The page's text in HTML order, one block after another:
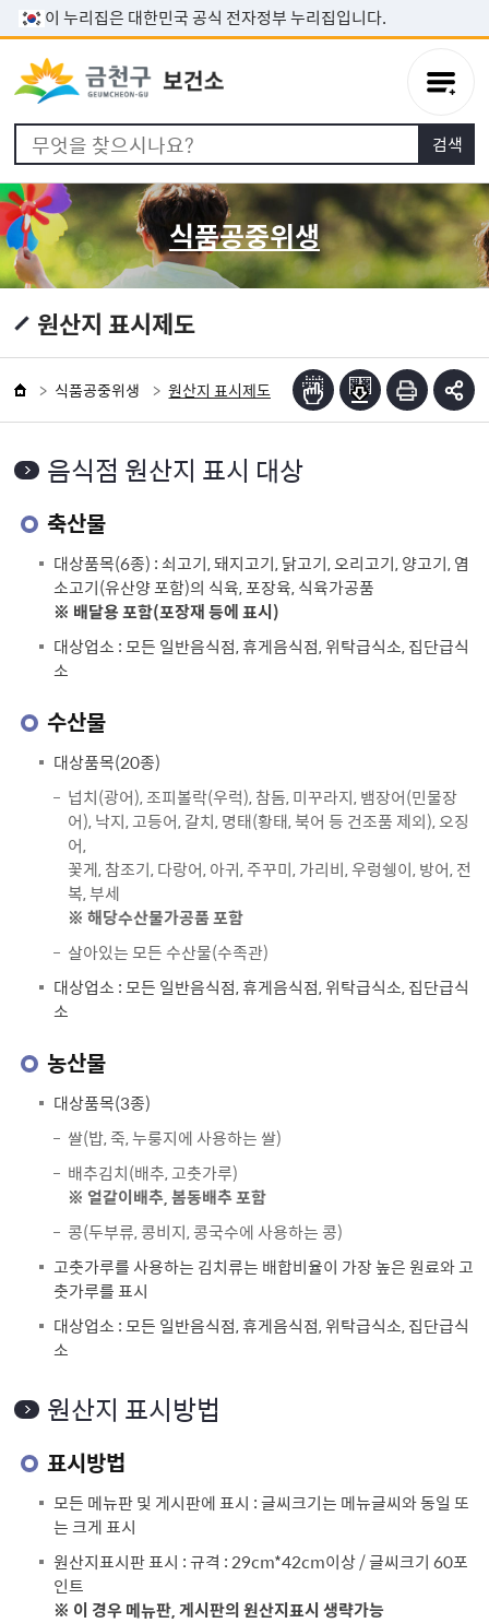
본문 바로가기
이 누리집은 대한민국 공식 전자정부 누리집입니다.
식품공중위생
원산지 표시제도
식품공중위생 원산지 표시제도
음식점 원산지 표시 대상
축산물
대상품목(6종) : 쇠고기, 돼지고기, 닭고기, 오리고기, 양고기, 염
소고기(유산양 포함)의 식육, 포장육, 식육가공품
※ 배달용 포함(포장재 등에 표시)
대상업소 : 모든 일반음식점, 휴게음식점, 위탁급식소, 집단급식
소
수산물
대상품목(20종)
넙치(광어), 조피볼락(우럭), 참돔, 미꾸라지, 뱀장어(민물장
어), 낙지, 고등어, 갈치, 명태(황태, 북어 등 건조품 제외), 오징
어,
꽃게, 참조기, 다랑어, 아귀, 주꾸미, 가리비, 우렁쉥이, 방어, 전
복, 부세
※ 해당수산물가공품 포함
살아있는 모든 수산물(수족관)
대상업소 : 모든 일반음식점, 휴게음식점, 위탁급식소, 집단급식
소
농산물
대상품목(3종)
쌀(밥, 죽, 누룽지에 사용하는 쌀)
배추김치(배추, 고춧가루)
※ 얼갈이배추, 봄동배추 포함
콩(두부류, 콩비지, 콩국수에 사용하는 콩)
고춧가루를 사용하는 김치류는 배합비율이 가장 높은 원료와 고
춧가루를 표시
대상업소 : 모든 일반음식점, 휴게음식점, 위탁급식소, 집단급식
소
원산지 표시방법
표시방법
모든 메뉴판 및 게시판에 표시 : 글씨크기는 메뉴글씨와 동일 또
는 크게 표시
원산지표시판 표시 : 규격 : 29cm*42cm이상 / 글씨크기 60포
인트
※ 이 경우 메뉴판, 게시판의 원산지표시 생략가능